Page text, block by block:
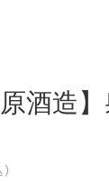
原酒造
)